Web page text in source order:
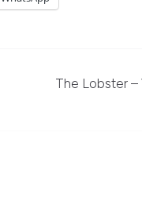
The Lobster –